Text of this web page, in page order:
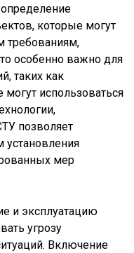
которые могут
требованиям,
особенно важно для
таких как
использоваться
позволяет
установления
мер
и эксплуатацию
угрозу
Включение